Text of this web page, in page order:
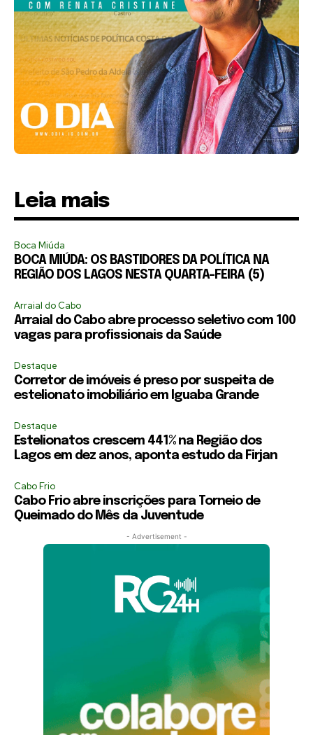
Leia mais
Boca Miúda
BOCA MIÚDA: OS BASTIDORES DA POLÍTICA NA
REGIÃO DOS LAGOS NESTA QUARTA-FEIRA (5)
Arraial do Cabo
Arraial do Cabo abre processo seletivo com 100
vagas para profissionais da Saúde
Destaque
Corretor de imóveis é preso por suspeita de
estelionato imobiliário em Iguaba Grande
Destaque
Estelionatos crescem 441% na Região dos
Lagos em dez anos, aponta estudo da Firjan
Cabo Frio
Cabo Frio abre inscrições para Torneio de
Queimado do Mês da Juventude
- Advertisement -